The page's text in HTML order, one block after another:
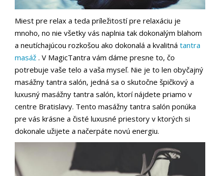
Miest pre relax a teda príležitostí pre relaxáciu je
mnoho, no nie všetky vás naplnia tak dokonalým blahom
a neutíchajúcou rozkošou ako dokonalá a kvalitná tantra
masáž . V MagicTantra vám dáme presne to, čo
potrebuje vaše telo a vaša myseľ. Nie je to len obyčajný
masážny tantra salón, jedná sa o skutočne špičkový a
luxusný masážny tantra salón, ktorí nájdete priamo v
centre Bratislavy. Tento masážny tantra salón ponúka
pre vás krásne a čisté luxusné priestory v ktorých si
dokonale užijete a načerpáte novú energiu.